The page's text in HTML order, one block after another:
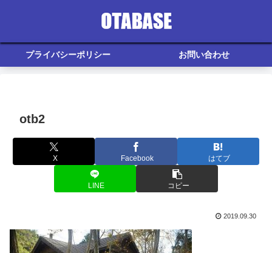
プライバシーポリシー お問い合わせ
otb2
X Facebook はてブ
LINE コピー
2019.09.30